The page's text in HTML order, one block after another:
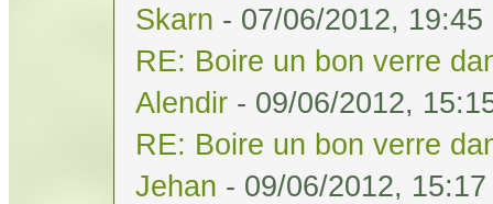
Skarn - 07/06/2012, 19:45
RE: Boire un bon verre
Alendir - 09/06/2012,
RE: Boire un bon verre
Jehan - 09/06/2012, 15:17